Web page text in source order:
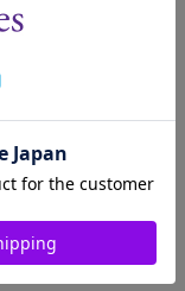
はありません。取
スナーや縫い目か
あります。
により徐々に効果
管したりすると、